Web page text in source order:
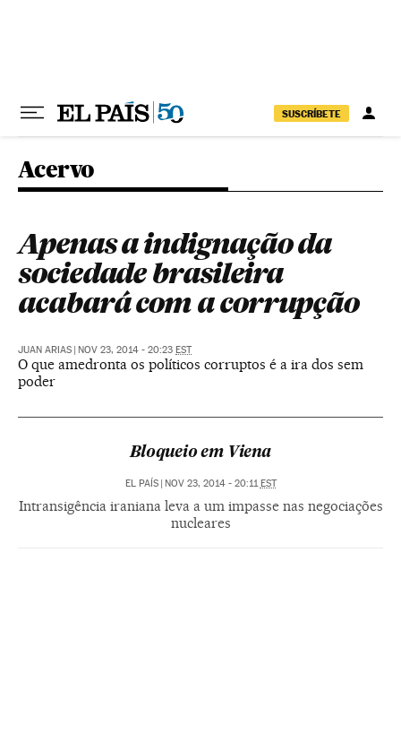
SUSCRÍBETE
Acervo
Apenas a indignação da
sociedade brasileira
acabará com a corrupção
JUAN ARIAS | NOV 23, 2014 - 20:23 EST
O que amedronta os políticos corruptos é a ira dos sem
poder
Bloqueio em Viena
EL PAÍS | NOV 23, 2014 - 20:11EST
Intransigência iraniana leva a um impasse nas negociações
nucleares